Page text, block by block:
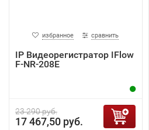
избранное сравнить
IP Видеорегистратор IFlow
F-NR-208E
23 290 руб.
17 467,50 руб.